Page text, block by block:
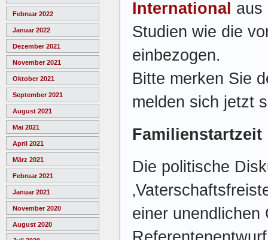
Februar 2022
Januar 2022
Dezember 2021
November 2021
Oktober 2021
September 2021
August 2021
Mai 2021
April 2021
März 2021
Februar 2021
Januar 2021
November 2020
August 2020
International aus
Studien wie die
einbezogen.
Bitte merken Sie
melden sich jetzt
Familienstartzeit
Die politische
einer unendlichen